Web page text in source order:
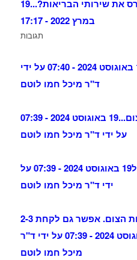
את שירותי הבריאות?...19
במרץ 2022 - 17:17
תגובות
19 באוגוסט 2024 - 07:40 על ידי
ד"ר מיכל חמו לוטם
19 באוגוסט 2024 - 07:39
על ידי ד"ר מיכל חמו לוטם
19 באוגוסט 2024 - 07:39 על
ידי ד"ר מיכל חמו לוטם
ניתן לשנות את שעות הצום. אפשר גם לקחת 2-3
19 באוגוסט 2024 - 07:39 על ידי ד"ר
מיכל חמו לוטם